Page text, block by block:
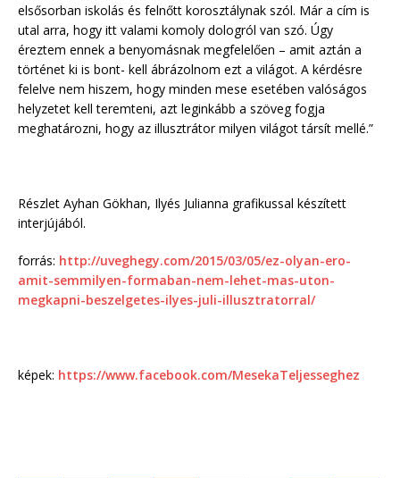
elsősorban iskolás és felnőtt korosztálynak szól. Már a cím is
utal arra, hogy itt valami komoly dologról van szó. Úgy
éreztem ennek a benyomásnak megfelelően – amit aztán a
történet ki is bont- kell ábrázolnom ezt a világot. A kérdésre
felelve nem hiszem, hogy minden mese esetében valóságos
helyzetet kell teremteni, azt leginkább a szöveg fogja
meghatározni, hogy az illusztrátor milyen világot társít mellé.”
Részlet Ayhan Gökhan, Ilyés Julianna grafikussal készített
interjújából.
forrás: http://uveghegy.com/2015/03/05/ez-olyan-ero-
amit-semmilyen-formaban-nem-lehet-mas-uton-
megkapni-beszelgetes-ilyes-juli-illusztratorral/
képek: https://www.facebook.com/MesekaTeljesseghez